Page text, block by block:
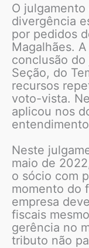
O
divergência
por pedidos
Magalhães.
conclusão do
Seção, do
recursos
voto-vista.
aplicou nos
Neste
maio de
o sócio com
momento do
empresa
fiscais
gerência no
tributo não